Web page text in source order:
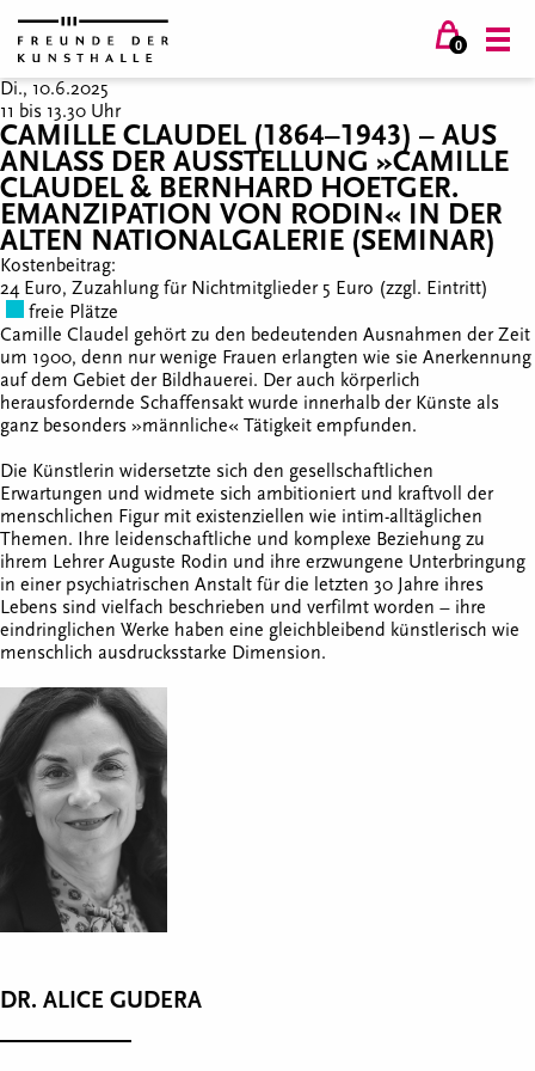
0
Di., 10.6.2025
11 bis 13.30 Uhr
CAMILLE CLAUDEL (1864–1943) – AUS
ANLASS DER AUSSTELLUNG »CAMILLE
CLAUDEL & BERNHARD HOETGER.
EMANZIPATION VON RODIN« IN DER
ALTEN NATIONALGALERIE (SEMINAR)
Kostenbeitrag:
24 Euro, Zuzahlung für Nichtmitglieder 5 Euro (zzgl. Eintritt)
freie Plätze
Camille Claudel gehört zu den bedeutenden Ausnahmen der Zeit
um 1900, denn nur wenige Frauen erlangten wie sie Anerkennung
auf dem Gebiet der Bildhauerei. Der auch körperlich
herausfordernde Schaffensakt wurde innerhalb der Künste als
ganz besonders »männliche« Tätigkeit empfunden.
Die Künstlerin widersetzte sich den gesellschaftlichen
Erwartungen und widmete sich ambitioniert und kraftvoll der
menschlichen Figur mit existenziellen wie intim-alltäglichen
Themen. Ihre leidenschaftliche und komplexe Beziehung zu
ihrem Lehrer Auguste Rodin und ihre erzwungene Unterbringung
in einer psychiatrischen Anstalt für die letzten 30 Jahre ihres
Lebens sind vielfach beschrieben und verfilmt worden – ihre
eindringlichen Werke haben eine gleichbleibend künstlerisch wie
menschlich ausdrucksstarke Dimension.
DR. ALICE GUDERA